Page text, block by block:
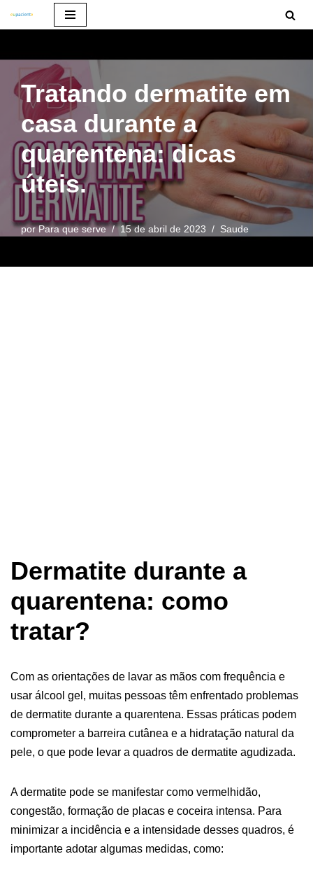
para
conteúdo
Tratando dermatite em
casa durante a
quarentena: dicas
úteis.
porPara que serve 15 de abril de 2023 Saude
Dermatite durante a
quarentena: como
tratar?
Com as orientações de lavar as mãos com frequência e
usar álcool gel, muitas pessoas têm enfrentado problemas
de dermatite durante a quarentena. Essas práticas podem
comprometer a barreira cutânea e a hidratação natural da
pele, o que pode levar a quadros de dermatite agudizada.
A dermatite pode se manifestar como vermelhidão,
congestão, formação de placas e coceira intensa. Para
minimizar a incidência e a intensidade desses quadros, é
importante adotar algumas medidas, como: